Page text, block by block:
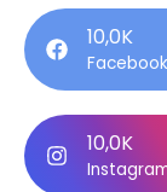
10,0K
Facebook
10,0K